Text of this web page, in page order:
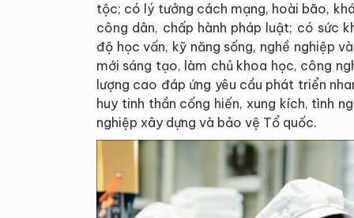
tộc; có lý tưởng cách mạng, hoài bão,
công dân, chấp hành pháp luật; có sức
độ học vấn, kỹ năng sống, nghề nghiệp
mới sáng tạo, làm chủ khoa học, công
lượng cao đáp ứng yêu cầu phát triển
huy tinh thần cống hiến, xung kích, tình
nghiệp xây dựng và bảo vệ Tổ quốc.